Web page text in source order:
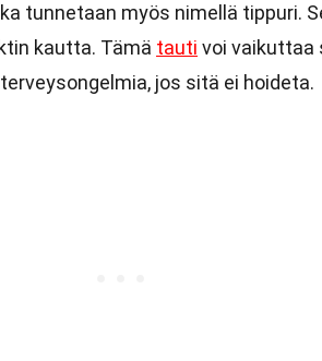
tunnetaan myös nimellä tippuri.
kautta. Tämä tauti voi vaikuttaa
jos sitä ei hoideta.